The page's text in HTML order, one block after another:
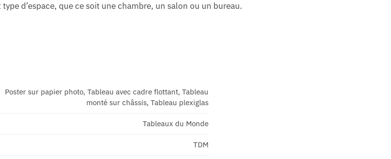
d’espace, que ce soit une chambre, un salon ou un bureau.
Poster sur papier photo, Tableau avec cadre flottant, Tableau
monté sur châssis, Tableau plexiglas
Tableaux du Monde
TDM